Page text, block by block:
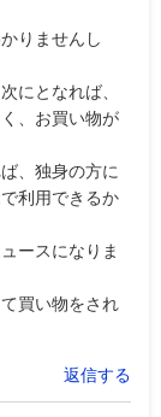
りませんし
にとなれば、
、お買い物が
、独身の方に
利用できるか
ースになりま
買い物をされ
返信する